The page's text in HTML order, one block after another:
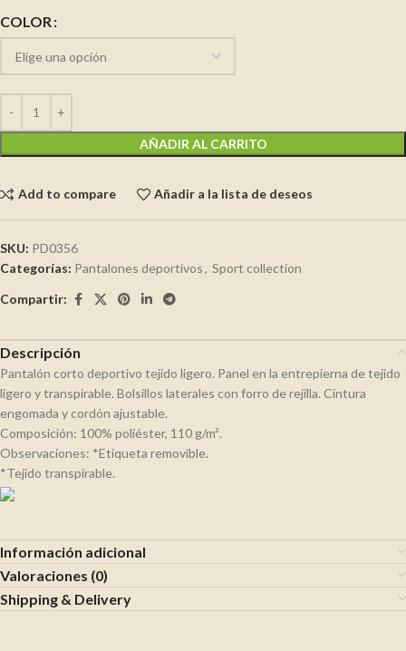
COLOR
AÑADIR AL CARRITO
Add to compare Añadir a la lista de deseos
SKU: PD0356
Categorías: Pantalones deportivos, Sport collection
Compartir:
Descripción
Pantalón corto deportivo tejido ligero. Panel en la entrepierna de tejido
ligero y transpirable. Bolsillos laterales con forro de rejilla. Cintura
engomada y cordón ajustable.
Composición: 100% poliéster, 110 g/m².
Observaciones: *Etiqueta removible.
*Tejido transpirable.
Información adicional
Valoraciones (0)
Shipping & Delivery